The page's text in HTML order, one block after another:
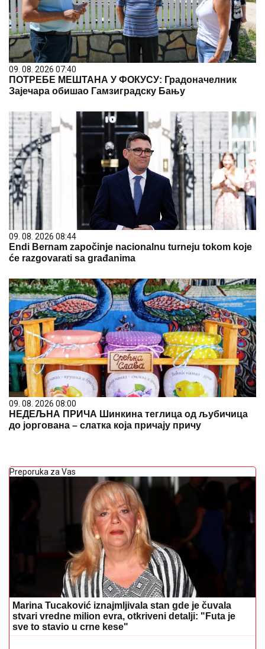
09. 08. 2026 07:40
ПОТРЕБЕ МЕШТАНА У ФОКУСУ: Градоначелник
Зајечара обишао Гамзиградску Бању
09. 08. 2026 08:44
Endi Bernam započinje nacionalnu turneju tokom koje
će razgovarati sa građanima
09. 08. 2026 08:00
НЕДЕЉНА ПРИЧА Шинкина теглица од љубичица
до јоргована – слатка која причају причу
Preporuka za Vas
Marina Tucaković iznajmljivala stan gde je čuvala
stvari vredne milion evra, otkriveni detalji: "Futa je
sve to stavio u crne kese"